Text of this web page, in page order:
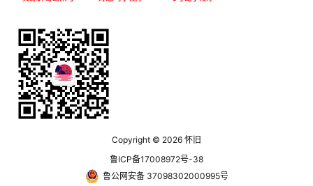
Copyright © 2026 怀旧
鲁ICP备17008972号-38
鲁公网安备 37098302000995号